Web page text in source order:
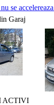
se
Garaj
ACTIVI